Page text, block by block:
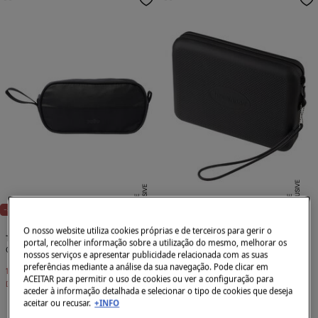
-30% E
X
C
L
U
SI
V
E
O
N
LI
N
E
Totto
Organizador de casa de banho CITY
10,49 € 14,95 €
Desconto4,46 €
E
X
C
L
USI
V
E
O
N
LI
N
E
Havaianas
Nécessaire Havaianas
23,99 €
O nosso website utiliza cookies próprias e de terceiros para gerir o
portal, recolher informação sobre a utilização do mesmo, melhorar os
nossos serviços e apresentar publicidade relacionada com as suas
preferências mediante a análise da sua navegação. Pode clicar em
ACEITAR para permitir o uso de cookies ou ver a configuração para
aceder à informação detalhada e selecionar o tipo de cookies que deseja
aceitar ou recusar. +INFO